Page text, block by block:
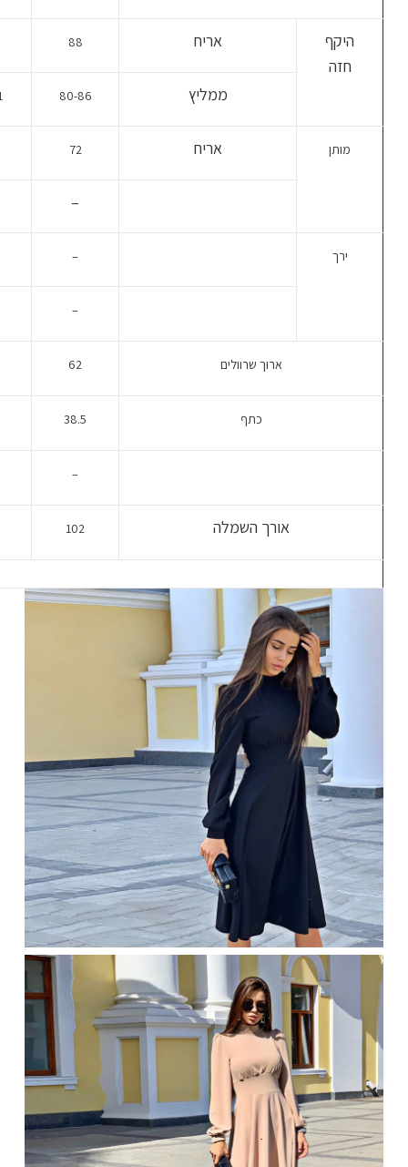
היקף
חזה
אריח 88
ממליץ 80-86
מותן אריח 72
–
ירך –
–
ארוך שרוולים 62
כתף 38.5
–
אורך השמלה 102